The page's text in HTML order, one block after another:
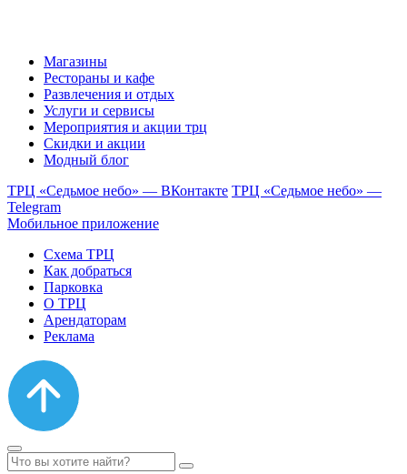
Магазины
Рестораны и кафе
Развлечения и отдых
Услуги и сервисы
Мероприятия и акции трц
Скидки и акции
Модный блог
ТРЦ «Седьмое небо» — ВКонтакте ТРЦ «Седьмое небо» —
Telegram
Мобильное приложение
Схема ТРЦ
Как добраться
Парковка
О ТРЦ
Арендаторам
Реклама